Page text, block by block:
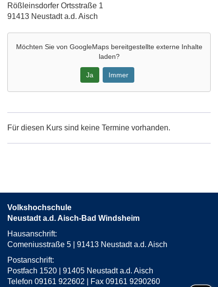
Adresse:
Rößleinsdorfer Ortsstraße 1
91413 Neustadt a.d. Aisch
Möchten Sie von GoogleMapsbereitgestellte externe Inhalte
laden?
Ja Immer
Maps
Karte
Neustadt,
öffnen
Für diesen Kurs sind keine Termine vorhanden.
Volkshochschule
Neustadt a.d. Aisch-Bad Windsheim
Hausanschrift:
Comeniusstraße 5 | 91413 Neustadt a.d. Aisch
Postanschrift:
Postfach 1520 | 91405 Neustadt a.d. Aisch
Telefon 09161 922602 | Fax 09161 9290260